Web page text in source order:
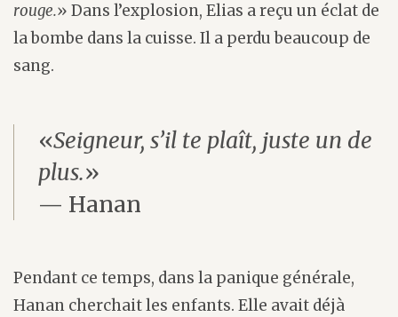
rouge.» Dans l’explosion, Elias a reçu un éclat de
la bombe dans la cuisse. Il a perdu beaucoup de
sang.
«Seigneur, s’il te plaît, juste un de
plus.»
— Hanan
Pendant ce temps, dans la panique générale,
Hanan cherchait les enfants. Elle avait déjà